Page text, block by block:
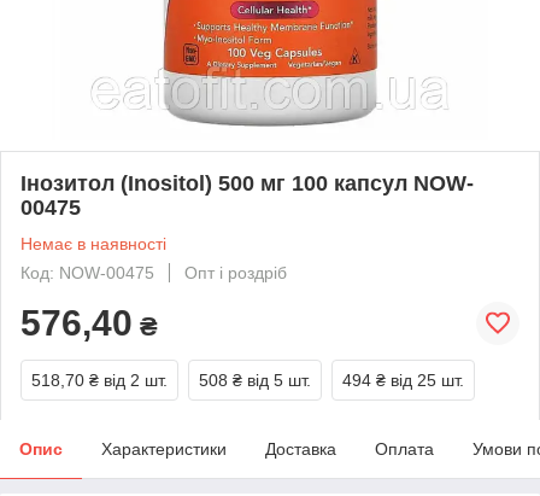
Інозитол (Inositol) 500 мг 100 капсул NOW-
00475
Немає в наявності
Код: NOW-00475
Опт і роздріб
576,40 ₴
518,70 ₴ від 2 шт. 508 ₴ від 5 шт. 494 ₴ від 25 шт.
Опис Характеристики Доставка Оплата Умови